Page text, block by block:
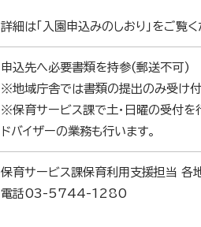
詳細は「入園申込みのしおり」をご覧く
申込先へ必要書類を持参(郵送不可)
※地域庁舎では書類の提出のみ受け付
※保育サービス課で土・日曜の受付を
ドバイザーの業務も行います。
保育サービス課保育利用支援担当 各
電話03-5744-1280